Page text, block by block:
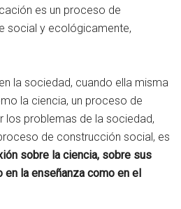
es un proceso de
social y ecológicamente,
la sociedad, cuando ella misma
la ciencia, un proceso de
problemas de la sociedad,
de construcción social, es
sobre la ciencia, sobre sus
la enseñanza como en el